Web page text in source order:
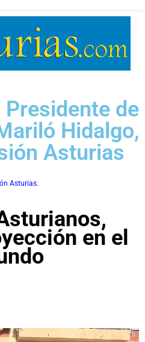
de
Hidalgo,
Asturias
Asturias.
en el